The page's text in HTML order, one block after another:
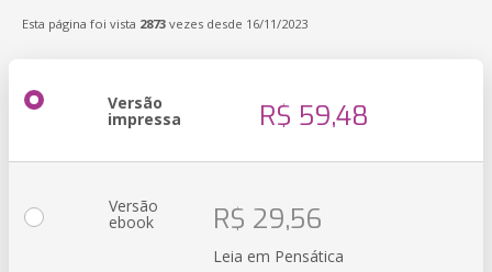
Esta página foi vista 2873 vezes desde 16/11/2023
Versão
impressa R$ 59,48
Versão
ebook R$ 29,56
Leia em Pensática